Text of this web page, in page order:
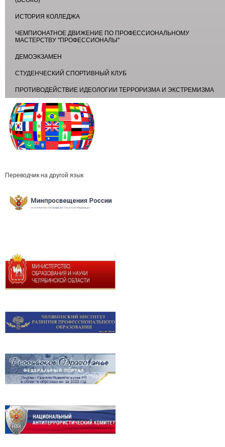
ИСТОРИЯ КОЛЛЕДЖА
ЧЕМПИОНАТНОЕ ДВИЖЕНИЕ ПО ПРОФЕССИОНАЛЬНОМУ
МАСТЕРСТВУ "ПРОФЕССИОНАЛЫ"
ДЕМОЭКЗАМЕН
СТУДЕНЧЕСКИЙ СПОРТИВНЫЙ КЛУБ
ПРОТИВОДЕЙСТВИЕ ИДЕОЛОГИИ ТЕРРОРИЗМА И ЭКСТРЕМИЗМА
Переводчик на другой язык